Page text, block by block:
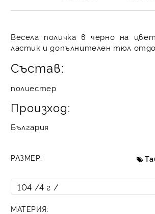
Весела поличка в черно на
ластик и допълнителен тюл
Състав:
полиестер
Произход:
България
РАЗМЕР:
МАТЕРИЯ: